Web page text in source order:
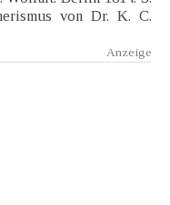
von Dr. K. C.